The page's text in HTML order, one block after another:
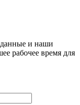
и наши
рабочее время для